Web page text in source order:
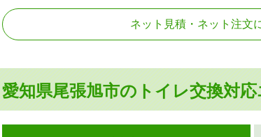
ネット見積・ネット注文
愛知県尾張旭市のトイレ交換対